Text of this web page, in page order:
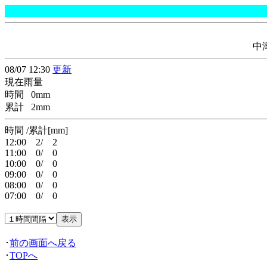
中
08/07 12:30 更新
現在雨量
時間 0mm
累計 2mm
時間 /累計[mm]
12:00 2/ 2
11:00 0/ 0
10:00 0/ 0
09:00 0/ 0
08:00 0/ 0
07:00 0/ 0
･前の画面へ戻る
･TOPへ